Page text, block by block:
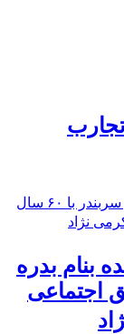
بنام بدره
عمیق اجتماعی